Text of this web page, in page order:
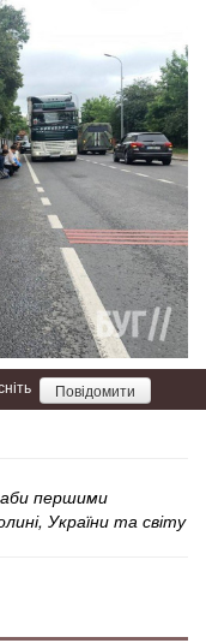
Повідомити
першими
України та світу